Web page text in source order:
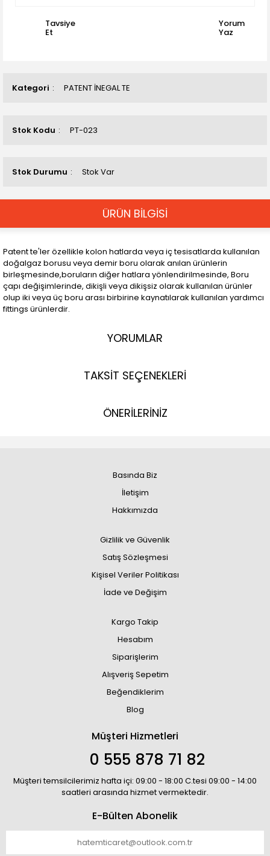
Kategori PATENT İNEGAL TE
Stok Kodu PT-023
Stok Durumu Stok Var
Tavsiye
Et
Yorum
Yaz
ÜRÜN BİLGİSİ
Patent te'ler özellikle kolon hatlarda veya iç tesisatlarda kullanılan
doğalgaz borusu veya demir boru olarak anılan ürünlerin
birleşmesinde,boruların diğer hatlara yönlendirilmesinde, Boru
çapı değişimlerinde, dikişli veya dikişsiz olarak kullanılan ürünler
olup iki veya üç boru arası birbirine kaynatılarak kullanılan yardımcı
fittings ürünlerdir.
YORUMLAR
TAKSİT SEÇENEKLERİ
ÖNERİLERİNİZ
Basında Biz
İletişim
Hakkımızda
Gizlilik ve Güvenlik
Satış Sözleşmesi
Kişisel Veriler Politikası
İade ve Değişim
Kargo Takip
Hesabım
Siparişlerim
Alışveriş Sepetim
Beğendiklerim
Blog
Müşteri Hizmetleri
0 555 878 71 82
Müşteri temsilcilerimiz hafta içi: 09:00 - 18:00 C.tesi 09:00 - 14:00
saatleri arasında hizmet vermektedir.
E-Bülten Abonelik